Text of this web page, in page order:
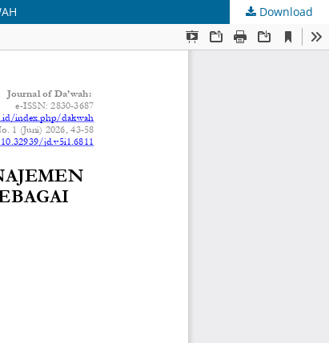
Download